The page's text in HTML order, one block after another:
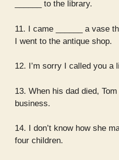
______ to the library.
11. I came ______ a vase
I went to the antique shop.
12. I’m sorry I called you a
13. When his dad died,
business.
14. I don’t know how she
four children.